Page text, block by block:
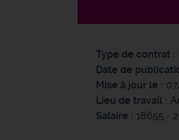
Type de contrat
Date de
Mise à jour le
Lieu de travail
Salaire
18655 -